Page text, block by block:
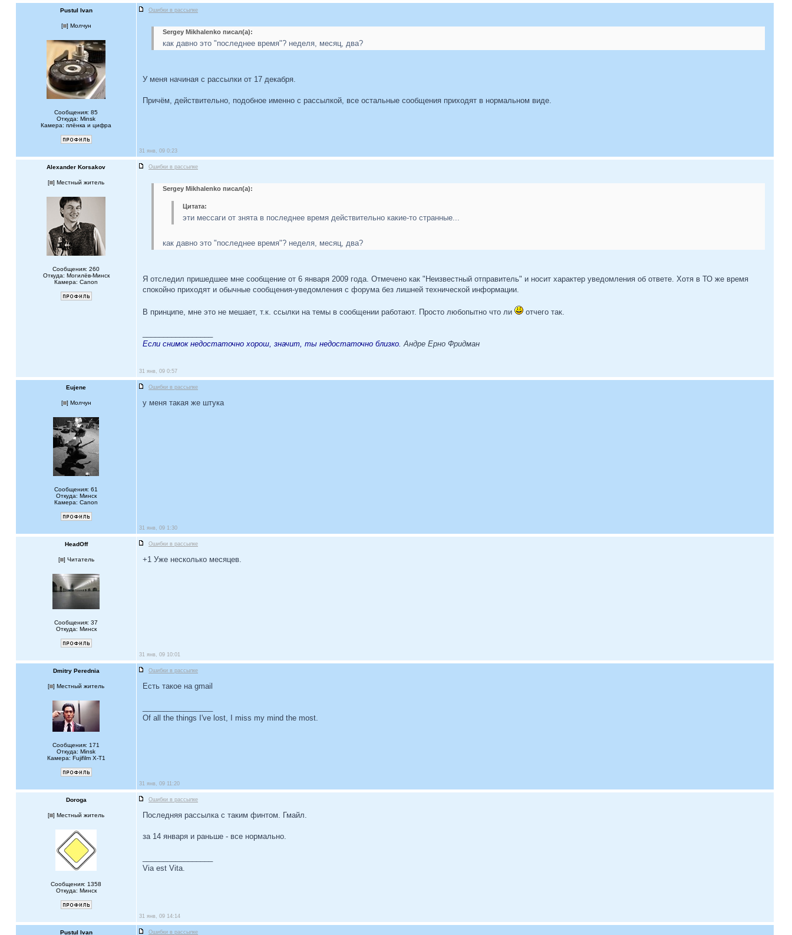
Pustul Ivan Ошибки в рассылке
[ ] Молчун
Сообщения: 85
Откуда: Minsk
Камера: плёнка и цифра
Sergey Mikhalenko писал(а):
как давно это "последнее время"? неделя, месяц, два?
У меня начиная с рассылки от 17 декабря.
Причём, действительно, подобное именно с рассылкой, все остальные сообщения приходят в нормальном виде.
31 янв, 09 0:23
Alexander Korsakov Ошибки в рассылке
[ ] Местный житель
Сообщения: 260
Откуда: Могилёв-Минск
Камера: Canon
Sergey Mikhalenko писал(а):
Цитата:
эти мессаги от знята в последнее время действительно какие-то странные...
как давно это "последнее время"? неделя, месяц, два?
Я отследил пришедшее мне сообщение от 6 января 2009 года. Отмечено как "Неизвестный отправитель" и носит характер уведомления об ответе. Хотя в ТО же время
спокойно приходят и обычные сообщения-уведомления с форума без лишней технической информации.
В принципе, мне это не мешает, т.к. ссылки на темы в сообщении работают. Просто любопытно что ли отчего так.
Если снимок недостаточно хорош, значит, ты недостаточно близко.Андре Ерно Фридман
31 янв, 09 0:57
Eujene Ошибки в рассылке
[ ] Молчун
Сообщения: 61
Откуда: Минск
Камера: Canon
у меня такая же штука
31 янв, 09 1:30
HeadOff Ошибки в рассылке
[ ] Читатель
Сообщения: 37
Откуда: Минск
+1 Уже несколько месяцев.
31 янв, 09 10:01
Dmitry Perednia Ошибки в рассылке
[ ] Местный житель
Сообщения: 171
Откуда: Minsk
Камера: Fujifilm X-T1
Есть такое на gmail
Of all the things I've lost, I miss my mind the most.
31 янв, 09 11:20
Doroga Ошибки в рассылке
[ ] Местный житель
Сообщения: 1358
Откуда: Минск
Последняя рассылка с таким финтом. Гмайл.
за 14 января и раньше - все нормально.
Via est Vita.
31 янв, 09 14:14
Pustul Ivan Ошибки в рассылке